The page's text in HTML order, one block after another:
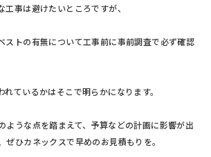
工事は避けたいところですが、
ストの有無について工事前に事前調査で必ず確認
ているかはそこで明らかになります。
ような点を踏まえて、予算などの計画に影響が出
ぜひカネックスで早めのお見積もりを。